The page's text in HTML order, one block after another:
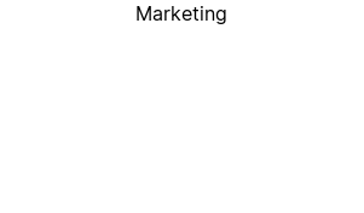
Marketing